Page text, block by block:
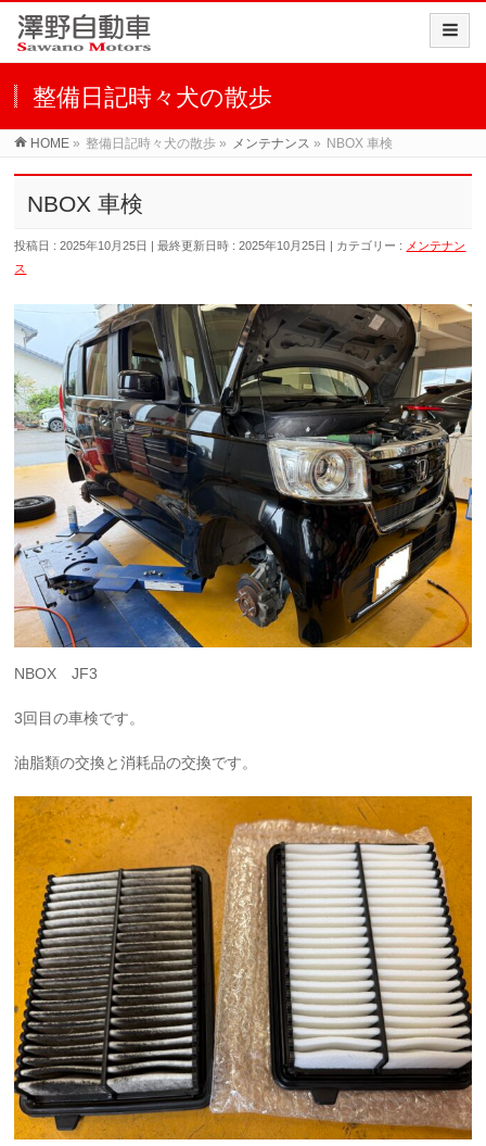
整備日記時々犬の散歩
HOME » 整備日記時々犬の散歩 » メンテナンス » NBOX 車検
NBOX 車検
投稿日 : 2025年10月25日 最終更新日時 : 2025年10月25日 カテゴリー : メンテナン
ス
NBOX JF3
3回目の車検です。
油脂類の交換と消耗品の交換です。